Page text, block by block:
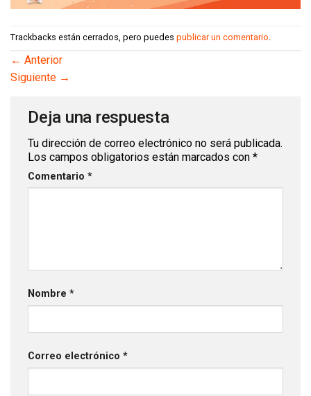
Trackbacks están cerrados, pero puedes publicar un comentario.
← Anterior
Siguiente →
Deja una respuesta
Tu dirección de correo electrónico no será publicada.
Los campos obligatorios están marcados con *
Comentario *
Nombre *
Correo electrónico *